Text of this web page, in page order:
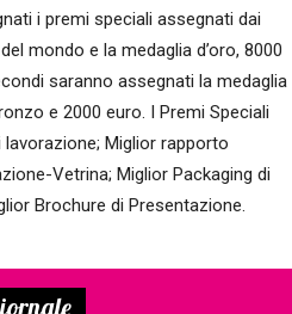
i premi speciali assegnati dai
mondo e la medaglia d’oro, 8000
saranno assegnati la medaglia
e 2000 euro. I Premi Speciali
Miglior rapporto
Vetrina; Miglior Packaging di
Brochure di Presentazione.